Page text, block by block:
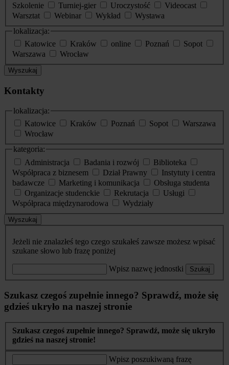
Szkolenie
Turniej-gier Uroczystość
Videocast
Warsztat
Webinar Wykład
Wystawa
lokalizacja:
Katowice
Kraków online Poznań
Sopot
Warszawa
Wrocław
Wyszukaj
Kontakty
lokalizacja:
Katowice
Kraków Poznań Sopot
Warszawa
Wrocław
kategoria:
Administracja
Badania i rozwój
Biblioteka
Współpraca z biznesem
Dział Prawny
Instytuty i centra
badawcze
Marketing i komunikacja
Obsługa studenta
Organizacje studenckie
Rekrutacja
Usługi
Współpraca międzynarodowa
Wydziały
Wyszukaj
Jeżeli nie znalazłeś tego czego szukałeś zawsze możesz wpisać
szukane słowo lub frazę poniżej
Wpisz nazwę jednostki Szukaj
Szukasz czegoś zupełnie innego? Sprawdź, może się
gdzieś ukryło na naszej stronie
Szukasz czegoś zupełnie innego? Sprawdź, może się ukryło
gdzieś na naszej stronie!
Wpisz poszukiwaną frazę